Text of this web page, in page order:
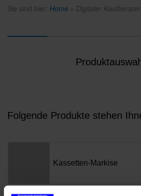
Sie sind hier: Home » Digitaler Kaufberater